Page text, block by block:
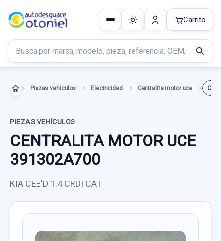
Buscar productos
search
Carrito
Piezas vehículos Electricidad Centralita motor uce
PIEZAS VEHÍCULOS
CENTRALITA MOTOR UCE
391302A700
KIA CEE'D 1.4 CRDI CAT